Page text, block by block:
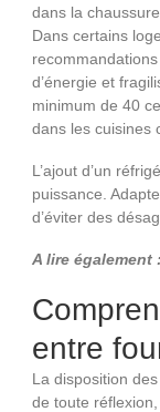
dans la
Dans certains
d’énergie et
minimum de 40
dans les cuisines
L’ajout d’un
puissance.
d’éviter des
A lire également :
entre
La disposition des
de toute